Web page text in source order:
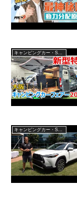
キャンピングカー・SUV人気車種